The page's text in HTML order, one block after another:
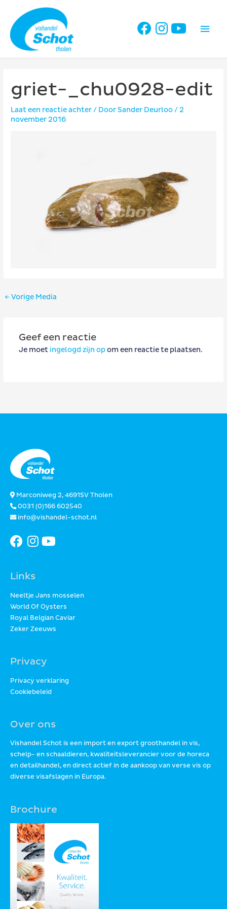
inhoud
griet-_chu0928-edit
Laat een reactie achter/ DoorSander Deurloo/ 2
november 2016
Bericht
← Vorige Media
Geef een reactie
Je moet ingelogd zijn opom een reactie te plaatsen.
Marconiweg 2, 4691SV Tholen
0031 (0)166 602540
info@vishandel-schot.nl
Links
Neeltje Jans mosselen
World Of Oysters
Royal Belgian Caviar
Zeker Zeeuws
Privacy
Privacy verklaring
Cookiebeleid
Over ons
Vishandel Schot is een import en export groothandel in vis,
schelp- en schaaldieren, kwaliteitsleverancier voor de horeca
en detailhandel, en direct actief in de aankoop van verse vis op
diverse visafslagen in Europa.
Brochure